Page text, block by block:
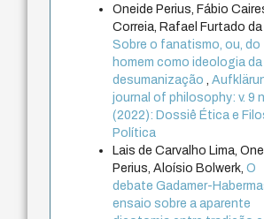
Oneide Perius, Fábio
Correia, Rafael Furtado da
Sobre o fanatismo, ou, do
homem como ideologia da
desumanização,
journal of philosophy: v. 9
(2022): Dossiê Ética e
Política
Lais de Carvalho Lima,
Perius, Aloísio Bolwerk,O
debate Gadamer-
ensaio sobre a aparente